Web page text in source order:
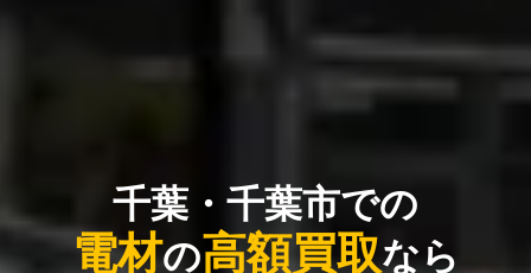
千葉・千葉市での
電材の高額買取なら